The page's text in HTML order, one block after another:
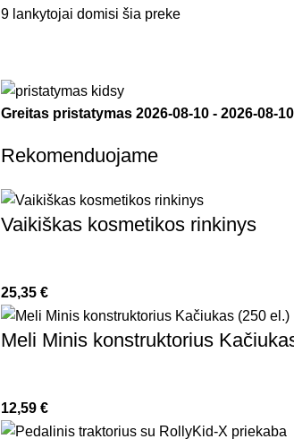
9 lankytojai domisi šia preke
Greitas pristatymas 2026-08-10 - 2026-08-10
Rekomenduojame
Vaikiškas kosmetikos rinkinys
25,35 €
Meli Minis konstruktorius
12,59 €